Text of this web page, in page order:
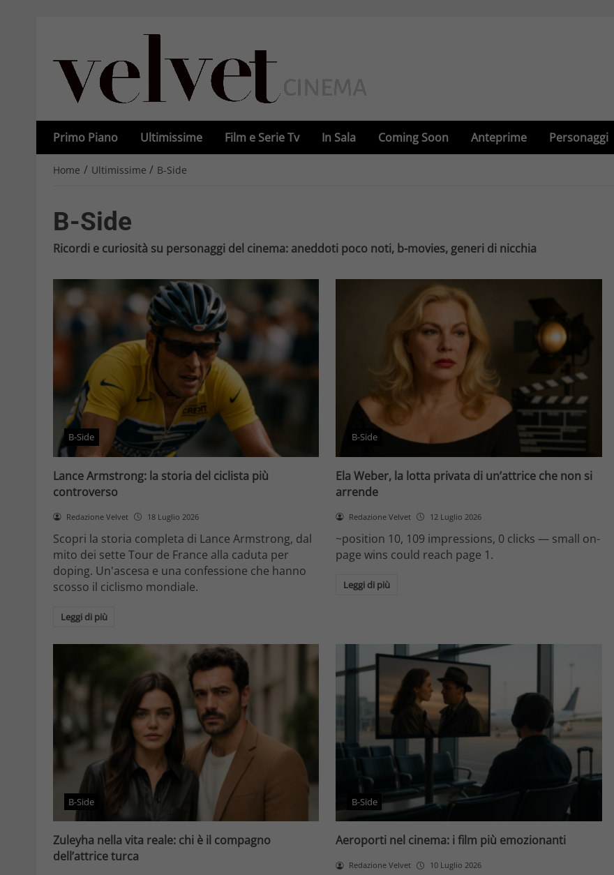
Primo Piano Ultimissime Film e Serie Tv In Sala Coming Soon Anteprime Personaggi
Home / Ultimissime / B-Side
B-Side
Ricordi e curiosità su personaggi del cinema: aneddoti poco noti, b-movies, generi di nicchia
B-Side
Lance Armstrong: la storia del ciclista più
controverso
Redazione Velvet 18 Luglio 2026
Scopri la storia completa di Lance Armstrong, dal
mito dei sette Tour de France alla caduta per
doping. Un'ascesa e una confessione che hanno
scosso il ciclismo mondiale.
Leggi di più
B-Side
Ela Weber, la lotta privata di un’attrice che non si
arrende
Redazione Velvet 12 Luglio 2026
~position 10, 109 impressions, 0 clicks — small on-
page wins could reach page 1.
Leggi di più
B-Side
Zuleyha nella vita reale: chi è il compagno
dell’attrice turca
B-Side
Aeroporti nel cinema: i film più emozionanti
Redazione Velvet 10 Luglio 2026